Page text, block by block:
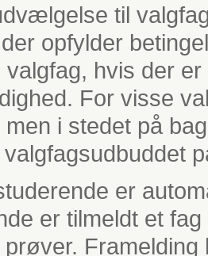
til
opfylder
hvis der
For visse
i stedet på
er
er tilmeldt et
prøver.